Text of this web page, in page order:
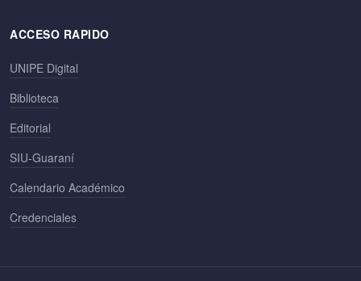
ACCESO RAPIDO
UNIPE Digital
Biblioteca
Editorial
SIU-Guaraní
Calendario Académico
Credenciales